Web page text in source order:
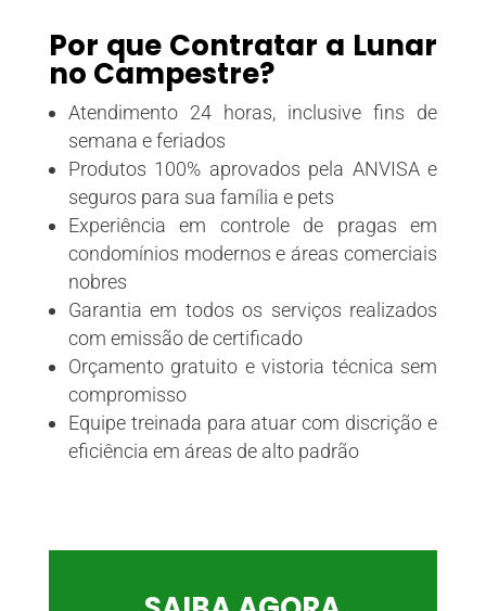
Por que Contratar a Lunar
no Campestre?
Atendimento 24 horas, inclusive fins de
semana e feriados
Produtos 100% aprovados pela ANVISA e
seguros para sua família e pets
Experiência em controle de pragas em
condomínios modernos e áreas comerciais
nobres
Garantia em todos os serviços realizados
com emissão de certificado
Orçamento gratuito e vistoria técnica sem
compromisso
Equipe treinada para atuar com discrição e
eficiência em áreas de alto padrão